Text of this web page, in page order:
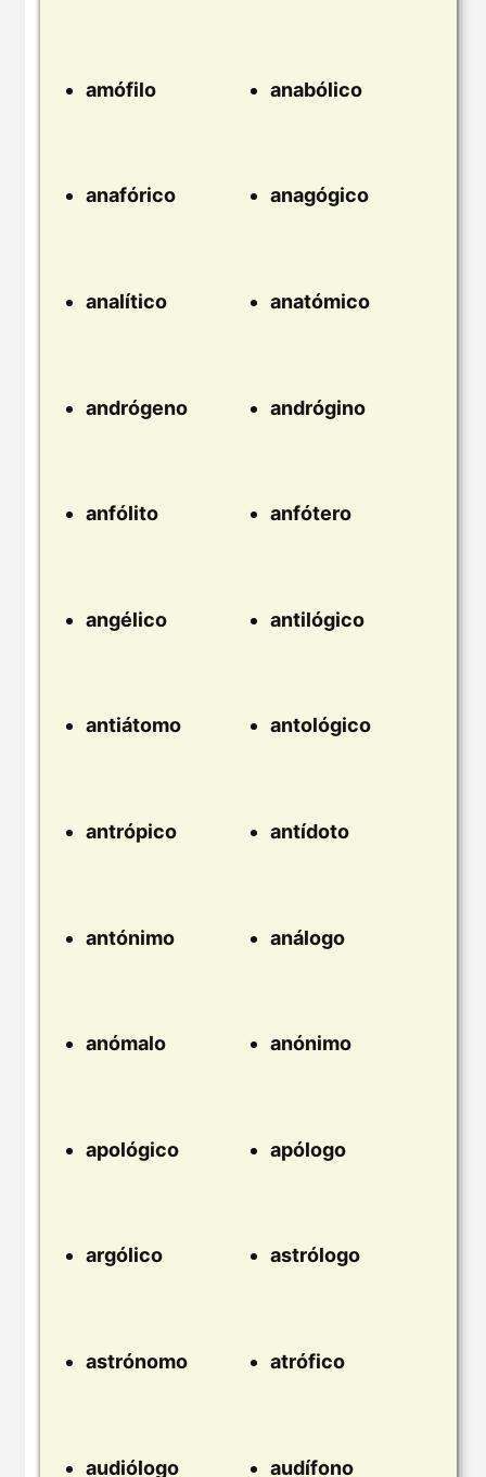
amófilo anabólico
anafórico anagógico
analítico anatómico
andrógeno andrógino
anfólito anfótero
angélico antilógico
antiátomo antológico
antrópico antídoto
antónimo análogo
anómalo anónimo
apológico apólogo
argólico astrólogo
astrónomo atrófico
audiólogo audífono